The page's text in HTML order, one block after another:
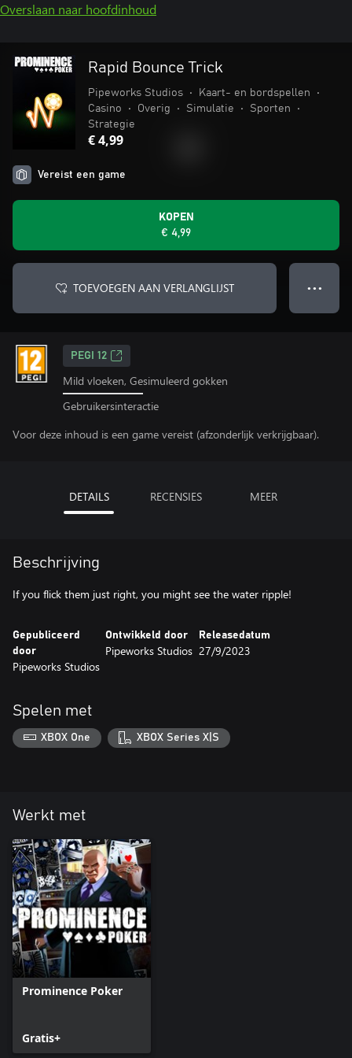
Overslaan naar hoofdinhoud
Rapid Bounce Trick
Pipeworks Studios • Kaart- en bordspellen
•
Casino
• Overig • Simulatie • Sporten
•
Strategie
€ 4,99
Vereist een game
KOPEN
€ 4,99
TOEVOEGEN AAN VERLANGLIJST ● ● ●
PEGI 12
Mild vloeken, Gesimuleerd gokken
Gebruikersinteractie
Voor deze inhoud is een game vereist (afzonderlijk verkrijgbaar).
DETAILS RECENSIES MEER
Beschrijving
If you flick them just right, you might see the water ripple!
Gepubliceerd
door
Pipeworks Studios
Ontwikkeld door
Pipeworks Studios
Releasedatum
27/9/2023
Spelen met
XBOX One XBOX Series X|S
Werkt met
Prominence Poker
Gratis+